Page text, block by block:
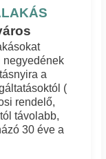
negyedének
a
(
rendelő,
távolabb,
30 éve a